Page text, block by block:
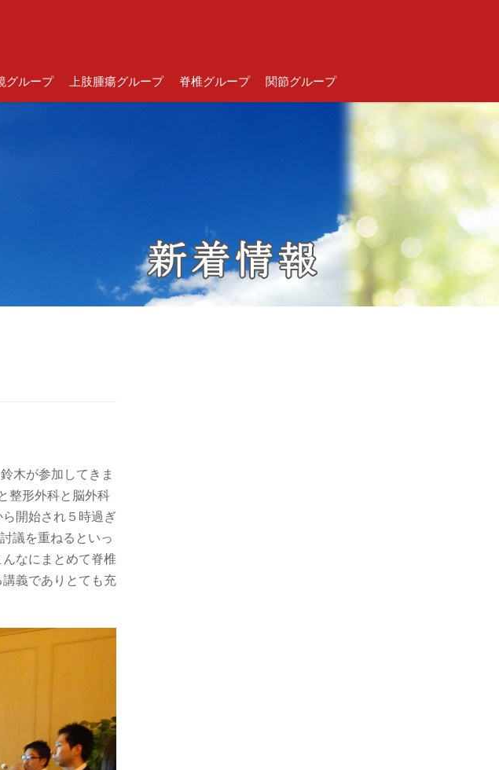
グループ 上肢腫瘍グループ 脊椎グループ 関節グループ
木が参加してきま
整形外科と脳外科
開始され５時過ぎ
議を重ねるといっ
なにまとめて脊椎
義でありとても充